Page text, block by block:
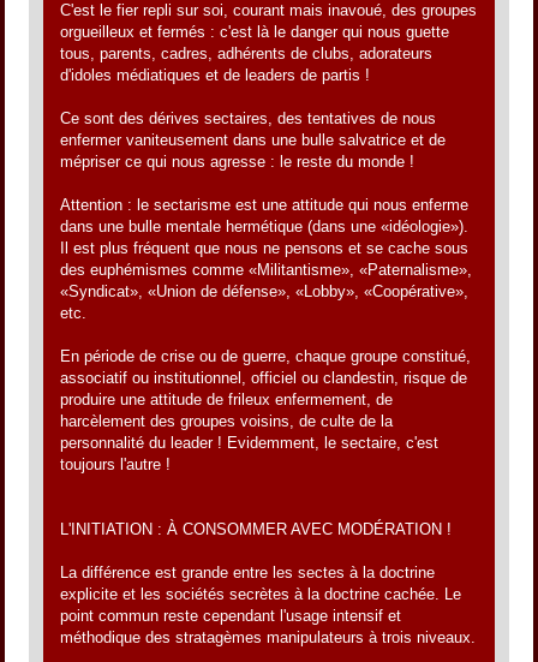
C'est le fier repli sur soi, courant mais inavoué, des groupes
orgueilleux et fermés : c'est là le danger qui nous guette
tous, parents, cadres, adhérents de clubs, adorateurs
d'idoles médiatiques et de leaders de partis !
Ce sont des dérives sectaires, des tentatives de nous
enfermer vaniteusement dans une bulle salvatrice et de
mépriser ce qui nous agresse : le reste du monde !
Attention : le sectarisme est une attitude qui nous enferme
dans une bulle mentale hermétique (dans une «idéologie»).
Il est plus fréquent que nous ne pensons et se cache sous
des euphémismes comme «Militantisme», «Paternalisme»,
«Syndicat», «Union de défense», «Lobby», «Coopérative»,
etc.
En période de crise ou de guerre, chaque groupe constitué,
associatif ou institutionnel, officiel ou clandestin, risque de
produire une attitude de frileux enfermement, de
harcèlement des groupes voisins, de culte de la
personnalité du leader ! Evidemment, le sectaire, c'est
toujours l'autre !
L'INITIATION : À CONSOMMER AVEC MODÉRATION !
La différence est grande entre les sectes à la doctrine
explicite et les sociétés secrètes à la doctrine cachée. Le
point commun reste cependant l'usage intensif et
méthodique des stratagèmes manipulateurs à trois niveaux.